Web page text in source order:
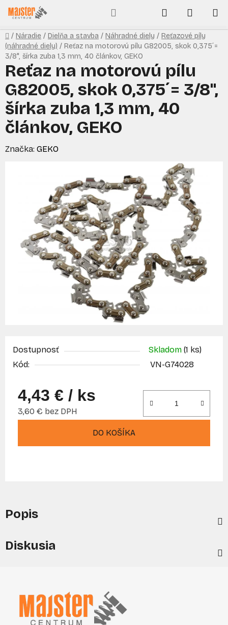
Prejsť
na
obsah
Hľadať
KOŠÍK
Domov
/ Náradie / Dielňa a stavba / Náhradné diely / Reťazové píly
(náhradné diely) / Reťaz na motorovú pílu G82005, skok 0,375´=
3/8", šírka zuba 1,3 mm, 40 článkov, GEKO
Dostupnosť Skladom (1 ks)
Kód:
VN-G74028
4,43 € / ks
3,60 € bez DPH
DO KOŠÍKA
Reťaz na motorovú pílu
G82005, skok 0,375´= 3/8",
šírka zuba 1,3 mm, 40
článkov, GEKO
Značka: GEKO
Popis
Diskusia